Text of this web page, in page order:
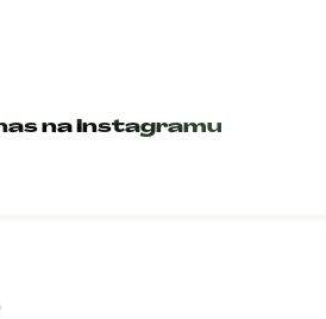
na Instagramu